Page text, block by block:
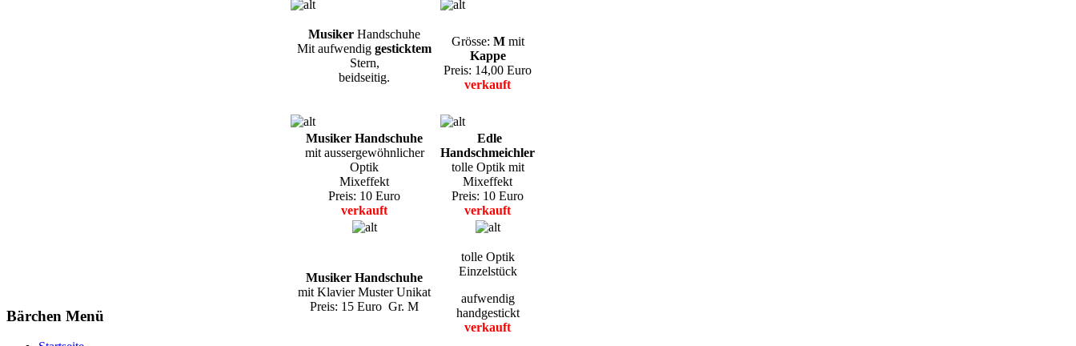
Bärchen Menü
Musiker Handschuhe
Mit aufwendig gesticktem
Stern,
beidseitig.
Grösse: M mit
Kappe
Preis: 14,00 Euro
verkauft
Musiker Handschuhe
mit aussergewöhnlicher
Optik
Mixeffekt
Preis: 10 Euro
verkauft
Edle
Handschmeichler
tolle Optik mit
Mixeffekt
Preis: 10 Euro
verkauft
Musiker Handschuhe
mit Klavier Muster Unikat
Preis: 15 Euro Gr. M
tolle Optik
Einzelstück
aufwendig
handgestickt
verkauft